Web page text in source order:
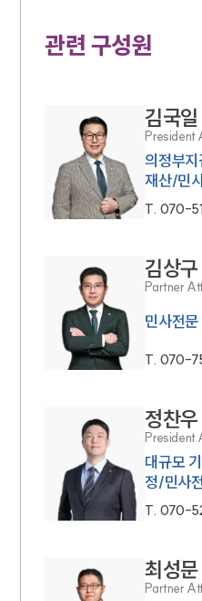
관련 구성원
김국일
President
의정부
재산/민
T. 070-
김상구
Partner
민사전
T. 070-
정찬우
President
대규모
정/민사
T. 070-
최성문
Partner